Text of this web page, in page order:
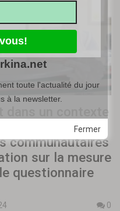
dans un contexte
acteurs
communautaires
sur la mesure
questionnaire
0
Fermer
toute l'actualité du jour
à la newsletter.